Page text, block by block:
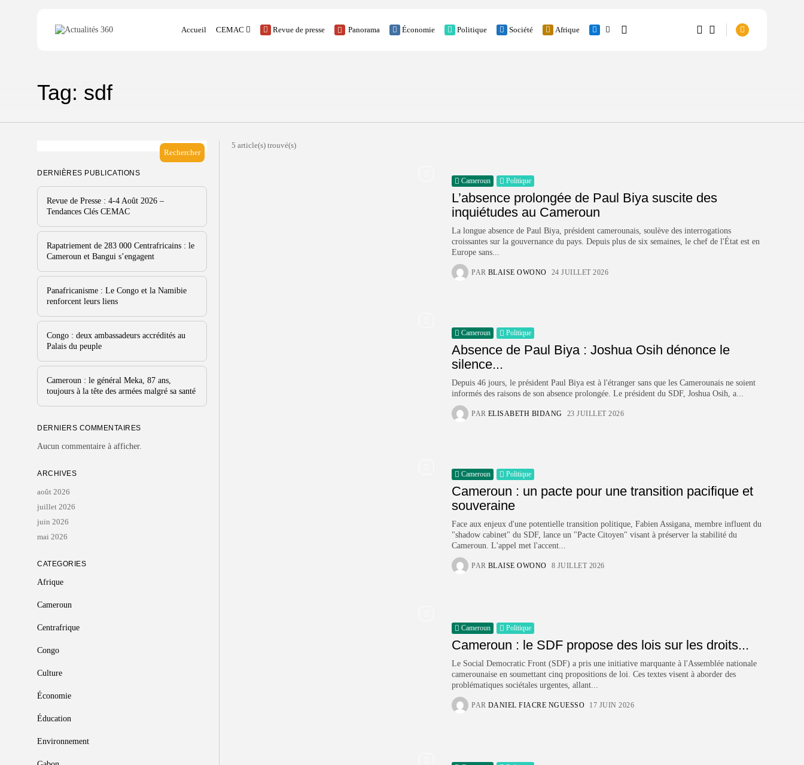
Accueil CEMAC
Gabon
Guinée Équatoriale
Revue de presse Panorama Économie Politique Société Afrique
Technologie
Search
for:
ARTICLES RÉCENTS
Centrafricains :...
4 AOÛT 2026
Congo : deux
4 AOÛT 2026
Société
Afrique
650 Articles
CTA Title
CTA Content
Tag: sdf
5 article(s) trouvé(s)
Cameroun Politique
L’absence prolongée de Paul Biya suscite des
inquiétudes au Cameroun
La longue absence de Paul Biya, président camerounais, soulève des interrogations
croissantes sur la gouvernance du pays. Depuis plus de six semaines, le chef de l'État est en
Europe sans...
PAR BLAISE OWONO 24 JUILLET 2026
Cameroun Politique
Absence de Paul Biya : Joshua Osih dénonce le
silence...
Depuis 46 jours, le président Paul Biya est à l'étranger sans que les Camerounais ne soient
informés des raisons de son absence prolongée. Le président du SDF, Joshua Osih, a...
PAR ELISABETH BIDANG 23 JUILLET 2026
Cameroun Politique
Cameroun : un pacte pour une transition pacifique et
souveraine
Face aux enjeux d'une potentielle transition politique, Fabien Assigana, membre influent du
"shadow cabinet" du SDF, lance un "Pacte Citoyen" visant à préserver la stabilité du
Cameroun. L'appel met l'accent...
PAR BLAISE OWONO 8 JUILLET 2026
Cameroun Politique
Cameroun : le SDF propose des lois sur les droits...
Le Social Democratic Front (SDF) a pris une initiative marquante à l'Assemblée nationale
camerounaise en soumettant cinq propositions de loi. Ces textes visent à aborder des
problématiques sociétales urgentes, allant...
PAR DANIEL FIACRE NGUESSO 17 JUIN 2026
Rechercher
DERNIÈRES PUBLICATIONS
Revue de Presse : 4-4 Août 2026 –
Tendances Clés CEMAC
Rapatriement de 283 000 Centrafricains : le
Cameroun et Bangui s’engagent
Panafricanisme : Le Congo et la Namibie
renforcent leurs liens
Congo : deux ambassadeurs accrédités au
Palais du peuple
Cameroun : le général Meka, 87 ans,
toujours à la tête des armées malgré sa santé
DERNIERS COMMENTAIRES
Aucun commentaire à afficher.
ARCHIVES
août 2026
juillet 2026
juin 2026
mai 2026
CATEGORIES
Afrique
Cameroun
Centrafrique
Congo
Culture
Économie
Éducation
Environnement